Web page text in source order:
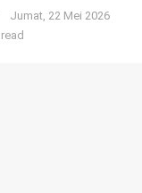
Jumat, 22 Mei 2026